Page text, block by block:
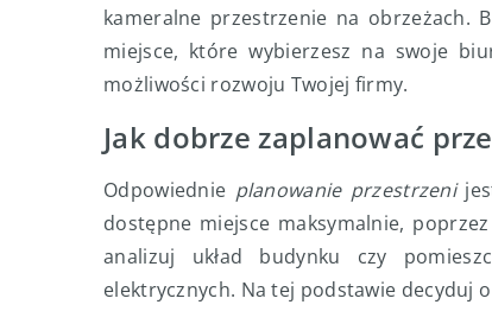
kameralne przestrzenie na obrzeżach.
miejsce, które wybierzesz na swoje
możliwości rozwoju Twojej firmy.
Jak dobrze zaplanować
Odpowiednie planowanie przestrzeni
dostępne miejsce maksymalnie,
analizuj układ budynku czy
elektrycznych. Na tej podstawie decyduj